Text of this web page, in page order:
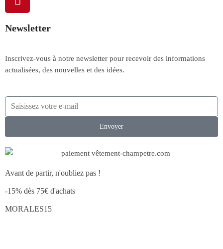
Newsletter
Inscrivez-vous à notre newsletter pour recevoir des informations
actualisées, des nouvelles et des idées.
Envoyer
Avant de partir, n'oubliez pas !
-15% dès 75€ d'achats
MORALES15